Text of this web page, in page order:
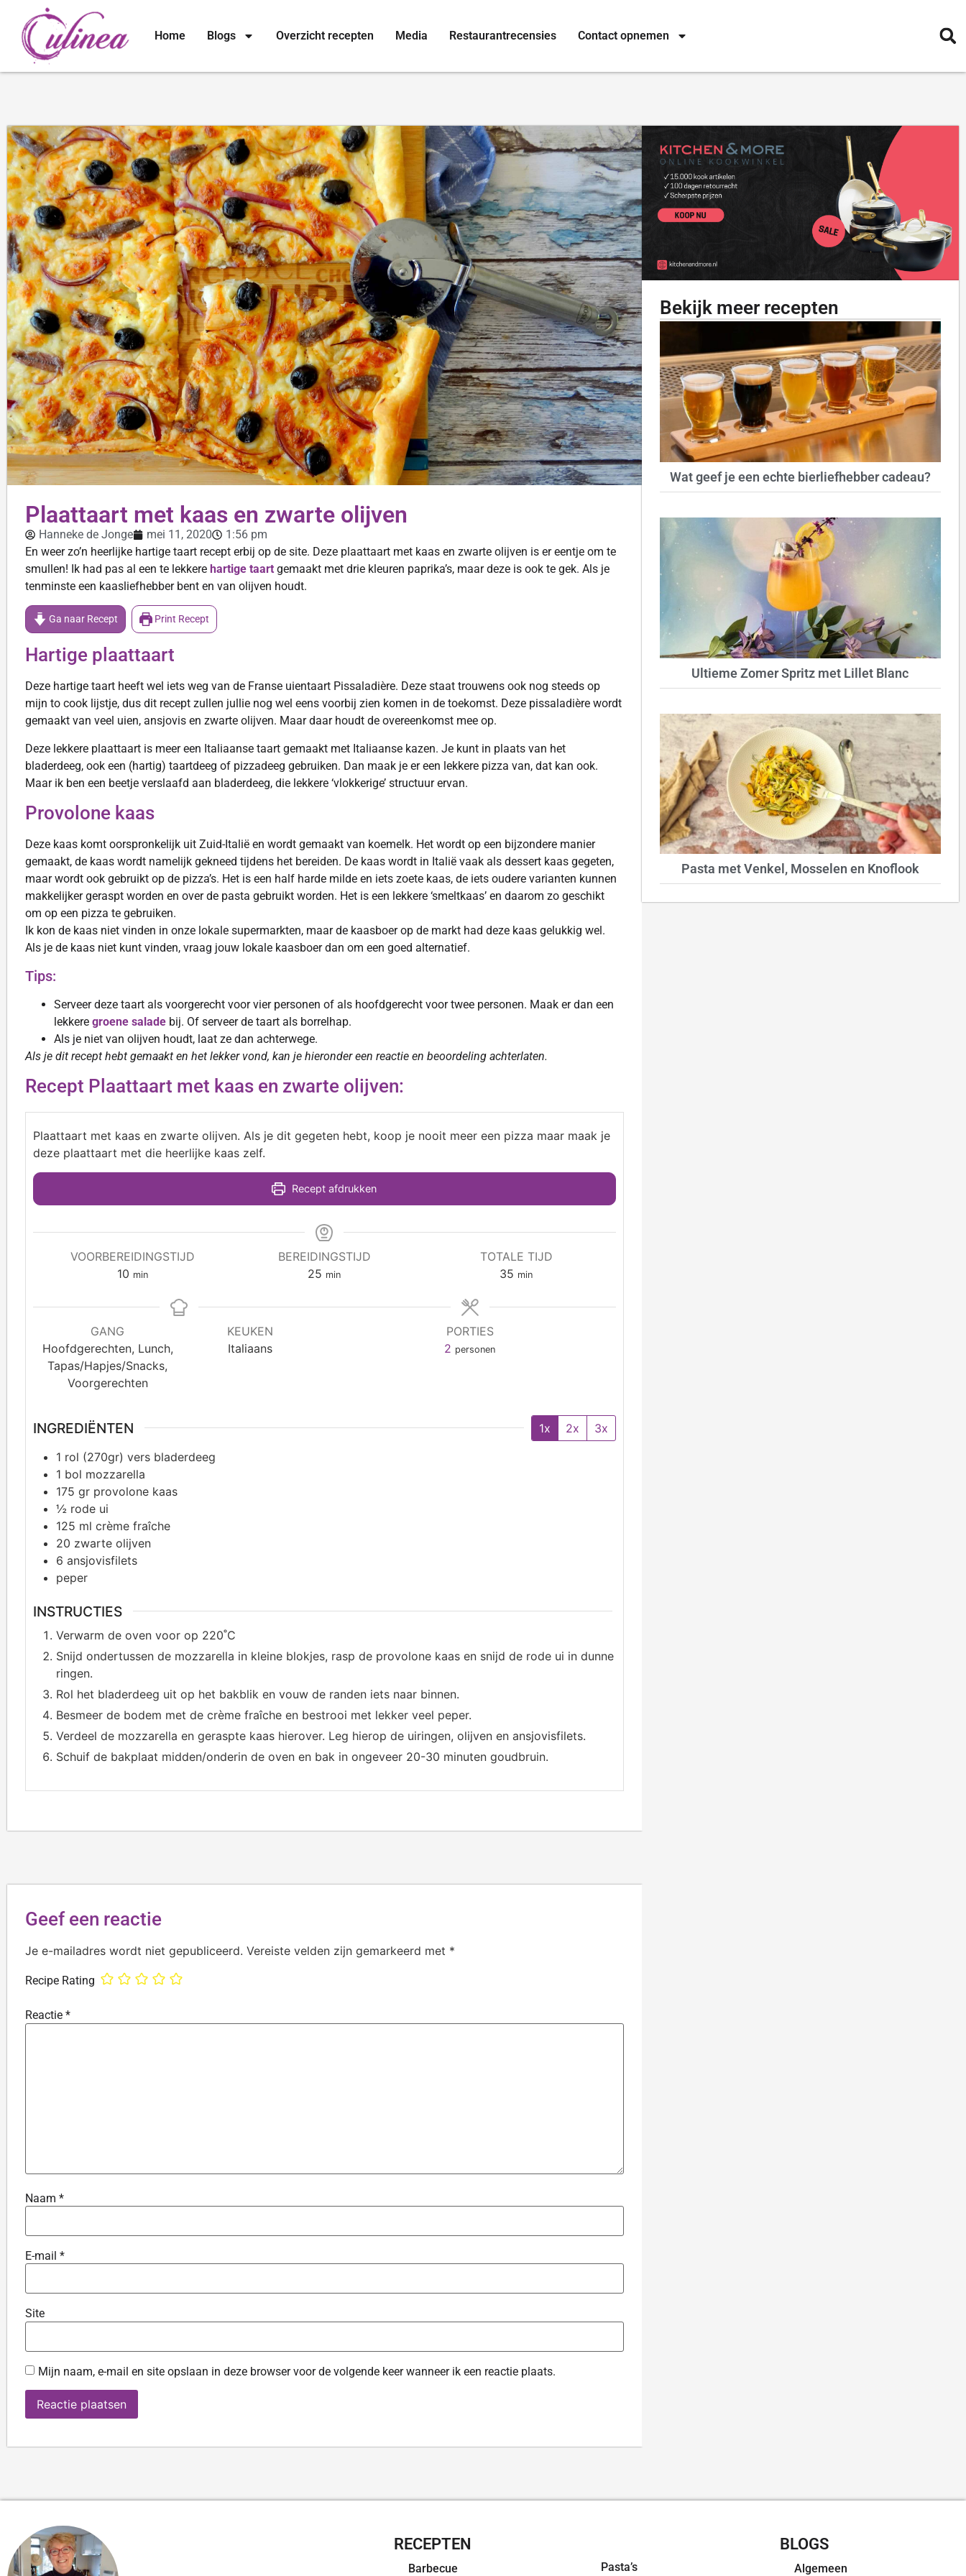
Home Blogs Overzicht recepten Media Restaurantrecensies Contact opnemen
Plaattaart met kaas en zwarte olijven
Hanneke de Jonge mei 11, 2020
1:56 pm
En weer zo’n heerlijke hartige taart recept erbij op de site. Deze plaattaart met kaas en zwarte olijven is er eentje om te
smullen! Ik had pas al een te lekkere hartige taart gemaakt met drie kleuren paprika’s, maar deze is ook te gek. Als je
tenminste een kaasliefhebber bent en van olijven houdt.
Ga naar Recept Print Recept
Hartige plaattaart
Deze hartige taart heeft wel iets weg van de Franse uientaart Pissaladière. Deze staat trouwens ook nog steeds op
mijn to cook lijstje, dus dit recept zullen jullie nog wel eens voorbij zien komen in de toekomst. Deze pissaladière wordt
gemaakt van veel uien, ansjovis en zwarte olijven. Maar daar houdt de overeenkomst mee op.
Deze lekkere plaattaart is meer een Italiaanse taart gemaakt met Italiaanse kazen. Je kunt in plaats van het
bladerdeeg, ook een (hartig) taartdeeg of pizzadeeg gebruiken. Dan maak je er een lekkere pizza van, dat kan ook.
Maar ik ben een beetje verslaafd aan bladerdeeg, die lekkere ‘vlokkerige’ structuur ervan.
Provolone kaas
Deze kaas komt oorspronkelijk uit Zuid-Italië en wordt gemaakt van koemelk. Het wordt op een bijzondere manier
gemaakt, de kaas wordt namelijk gekneed tijdens het bereiden. De kaas wordt in Italië vaak als dessert kaas gegeten,
maar wordt ook gebruikt op de pizza’s. Het is een half harde milde en iets zoete kaas, de iets oudere varianten kunnen
makkelijker geraspt worden en over de pasta gebruikt worden. Het is een lekkere ‘smeltkaas’ en daarom zo geschikt
om op een pizza te gebruiken.
Ik kon de kaas niet vinden in onze lokale supermarkten, maar de kaasboer op de markt had deze kaas gelukkig wel.
Als je de kaas niet kunt vinden, vraag jouw lokale kaasboer dan om een goed alternatief.
Tips:
Serveer deze taart als voorgerecht voor vier personen of als hoofdgerecht voor twee personen. Maak er dan een
lekkere groene salade bij. Of serveer de taart als borrelhap.
Als je niet van olijven houdt, laat ze dan achterwege.
Als je dit recept hebt gemaakt en het lekker vond, kan je hieronder een reactie en beoordeling achterlaten.
Recept Plaattaart met kaas en zwarte olijven:
Plaattaart met kaas en zwarte olijven. Als je dit gegeten hebt, koop je nooit meer een pizza maar maak je
deze plaattaart met die heerlijke kaas zelf.
Recept afdrukken
VOORBEREIDINGSTIJD
10 min
BEREIDINGSTIJD
25 min
TOTALE TIJD
35 min
GANG
Hoofdgerechten, Lunch,
Tapas/Hapjes/Snacks,
Voorgerechten
KEUKEN
Italiaans
PORTIES
2 personen
INGREDIËNTEN 1x 2x
3x
1 rol (270gr) vers bladerdeeg
1 bol mozzarella
175 gr provolone kaas
½ rode ui
125 ml crème fraîche
20 zwarte olijven
6 ansjovisfilets
peper
INSTRUCTIES
Verwarm de oven voor op 220˚C
Snijd ondertussen de mozzarella in kleine blokjes, rasp de provolone kaas en snijd de rode ui in dunne
ringen.
Rol het bladerdeeg uit op het bakblik en vouw de randen iets naar binnen.
Besmeer de bodem met de crème fraîche en bestrooi met lekker veel peper.
Verdeel de mozzarella en geraspte kaas hierover. Leg hierop de uiringen, olijven en ansjovisfilets.
Schuif de bakplaat midden/onderin de oven en bak in ongeveer 20-30 minuten goudbruin.
Bekijk meer recepten
Wat geef je een echte bierliefhebber cadeau?
Ultieme Zomer Spritz met Lillet Blanc
Pasta met Venkel, Mosselen en Knoflook
Geef een reactie
Je e-mailadres wordt niet gepubliceerd. Vereiste velden zijn gemarkeerd met *
Recipe Rating
Reactie *
Naam *
E-mail *
Site
Mijn naam, e-mail en site opslaan in deze browser voor de volgende keer wanneer ik een reactie plaats.
RECEPTEN
Barbecue Pasta’s
BLOGS
Algemeen